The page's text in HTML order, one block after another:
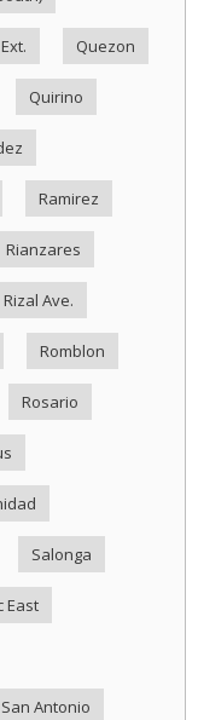
Quezon
Quirino
Ramirez
Rianzares
Rizal Ave.
Romblon
Rosario
Salonga
East
San Antonio